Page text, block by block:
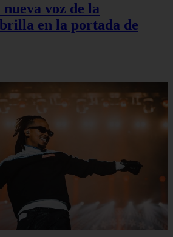
voz de la
en la portada de